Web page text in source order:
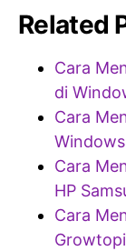
Related
Cara
di
Cara
Windows
Cara
HP
Cara